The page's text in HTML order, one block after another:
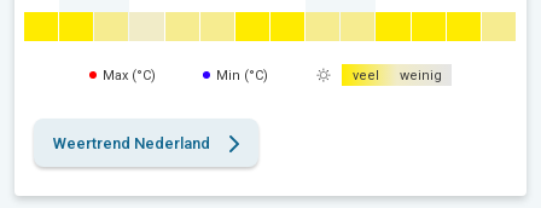
Max (°C) Min (°C) veel weinig
Weertrend Nederland